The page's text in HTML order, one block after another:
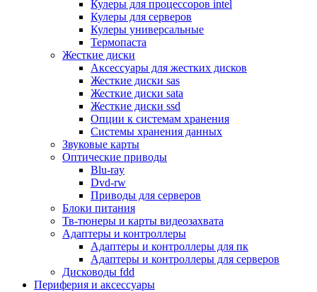
Микрофоны
Элементы питания, батарейки
Портмоне, боксы, стойки для дисков
Презентеры
Виртуальные очки
Аксессуары и опции для ноутбуков
Клавиатуры для ноутбуков
Сумки
Адаптеры и зарядные устройства
Подставки
Док станции, порт репликаторы
Батареи
Разное
Носители информации
Внешние жесткие диски
Карты памяти
Оптические носители
Blu-ray
Cd-r
Cd-rw
Dvd-r
Dvdrw
Кулеры для процессоров intel
Кулеры для серверов
Кулеры универсальные
Термопаста
Жесткие диски
Аксессуары для жестких дисков
Жесткие диски sas
Жесткие диски sata
Жесткие диски ssd
Опции к системам хранения
Системы хранения данных
Звуковые карты
Оптические приводы
Blu-ray
Dvd-rw
Приводы для серверов
Блоки питания
Тв-тюнеры и карты видеозахвата
Адаптеры и контроллеры
Адаптеры и контроллеры для пк
Адаптеры и контроллеры для серверов
Дисководы fdd
Периферия и аксессуары